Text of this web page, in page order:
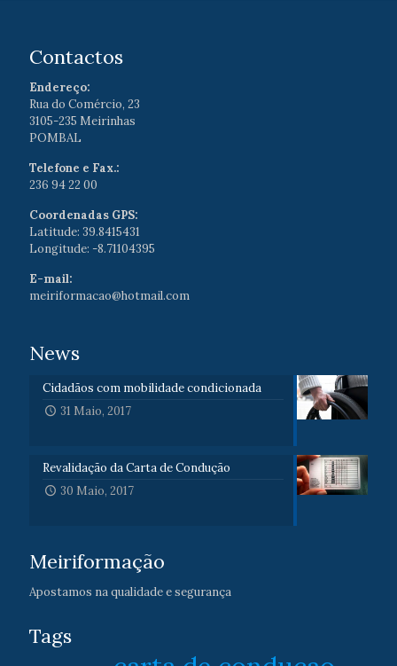
Contactos
Endereço:
Rua do Comércio, 23
3105-235 Meirinhas
POMBAL
Telefone e Fax.:
236 94 22 00
Coordenadas GPS:
Latitude: 39.8415431
Longitude: -8.71104395
E-mail:
meiriformacao@hotmail.com
News
Cidadãos com mobilidade condicionada
31 Maio, 2017
Revalidação da Carta de Condução
30 Maio, 2017
Meiriformação
Apostamos na qualidade e segurança
Tags